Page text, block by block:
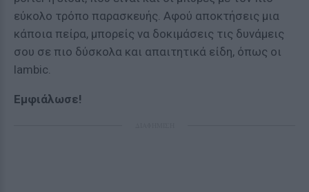
εύκολο τρόπο παρασκευής. Αφού αποκτήσεις μια
κάποια πείρα, μπορείς να δοκιμάσεις τις δυνάμεις
σου σε πιο δύσκολα και απαιτητικά είδη, όπως οι
lambic.
Εμφιάλωσε!